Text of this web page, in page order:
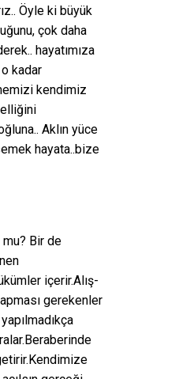
Öyle ki büyük
çok daha
hayatımıza
kadar
kendimiz
Aklın yüce
hayata..bize
mu? Bir de
içerir.Alış-
gerekenler